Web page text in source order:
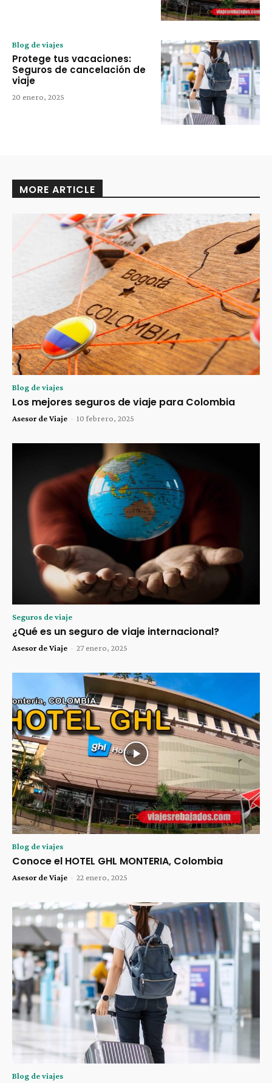
Blog de viajes
Protege tus vacaciones:
Seguros de cancelación de
viaje
20 enero, 2025
MORE ARTICLE
Blog de viajes
Los mejores seguros de viaje para Colombia
Asesor de Viaje - 10 febrero, 2025
Seguros de viaje
¿Qué es un seguro de viaje internacional?
Asesor de Viaje - 27 enero, 2025
Blog de viajes
Conoce el HOTEL GHL MONTERIA, Colombia
Asesor de Viaje - 22 enero, 2025
Blog de viajes